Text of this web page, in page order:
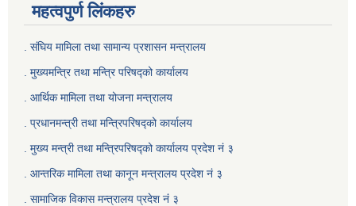
महत्वपुर्ण लिंकहरु
. संघिय मामिला तथा सामान्य प्रशासन मन्त्रालय
. मुख्यमन्त्रि तथा मन्त्रि परिषद्को कार्यालय
. आर्थिक मामिला तथा योजना मन्त्रालय
. प्रधानमन्त्री तथा मन्त्रिपरिषद्को कार्यालय
मुख्य मन्त्री तथा मन्त्रिपरिषद्को कार्यालय प्रदेश नं ३
आन्तरिक मामिला तथा कानून मन्त्रालय प्रदेश नं ३
सामाजिक विकास मन्त्रालय प्रदेश नं ३